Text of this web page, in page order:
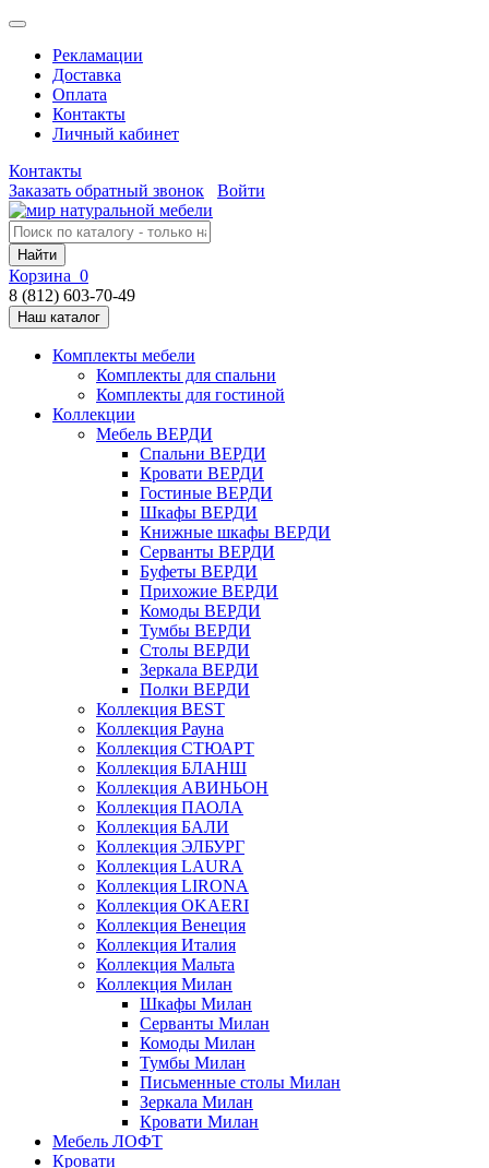
Рекламации
Доставка
Оплата
Контакты
Личный кабинет
Контакты
Заказать обратный звонок
Войти
Найти
Корзина 0
8 (812) 603-70-49
Наш каталог
Комплекты мебели
Комплекты для спальни
Комплекты для гостиной
Коллекции
Мебель ВЕРДИ
Спальни ВЕРДИ
Кровати ВЕРДИ
Гостиные ВЕРДИ
Шкафы ВЕРДИ
Книжные шкафы ВЕРДИ
Серванты ВЕРДИ
Буфеты ВЕРДИ
Прихожие ВЕРДИ
Комоды ВЕРДИ
Тумбы ВЕРДИ
Столы ВЕРДИ
Зеркала ВЕРДИ
Полки ВЕРДИ
Коллекция BEST
Коллекция Рауна
Коллекция СТЮАРТ
Коллекция БЛАНШ
Коллекция АВИНЬОН
Коллекция ПАОЛА
Коллекция БАЛИ
Коллекция ЭЛБУРГ
Коллекция LAURA
Коллекция LIRONA
Коллекция OKAERI
Коллекция Венеция
Коллекция Италия
Коллекция Мальта
Коллекция Милан
Шкафы Милан
Серванты Милан
Комоды Милан
Тумбы Милан
Письменные столы Милан
Зеркала Милан
Кровати Милан
Мебель ЛОФТ
Кровати